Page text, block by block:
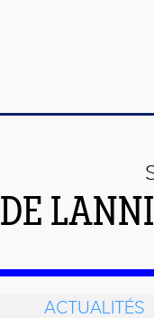
DE
ACTUALITÉS